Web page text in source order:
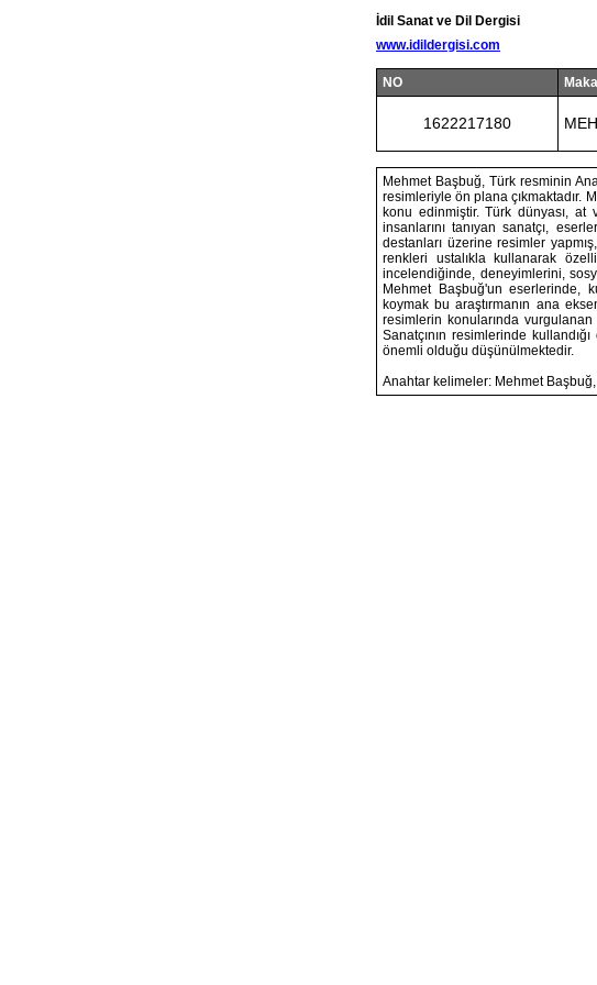
İdil Sanat ve Dil Dergisi
www.idildergisi.com
NO
1622217180
Mehmet Başbuğ, Türk resminin
resimleriyle ön plana çıkmaktadır.
konu edinmiştir. Türk dünyası, at
insanlarını tanıyan sanatçı,
destanları üzerine resimler
renkleri ustalıkla kullanarak
incelendiğinde, deneyimlerini,
Mehmet Başbuğ'un eserlerinde,
koymak bu araştırmanın ana
resimlerin konularında
Sanatçının resimlerinde
önemli olduğu düşünülmektedir.
Anahtar kelimeler: Mehmet